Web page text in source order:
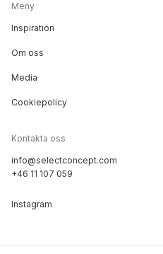
Meny
Inspiration
Om oss
Media
Cookiepolicy
Kontakta oss
info@selectconcept.com
+46 11 107 059
Instagram